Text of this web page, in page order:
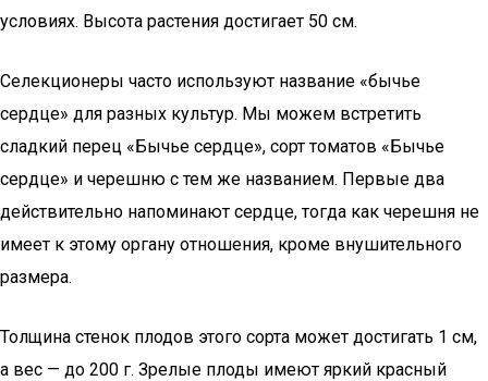
условиях. Высота растения достигает 50 см.
Селекционеры часто используют название «бычье
сердце» для разных культур. Мы можем встретить
сладкий перец «Бычье сердце», сорт томатов «Бычье
сердце» и черешню с тем же названием. Первые два
действительно напоминают сердце, тогда как черешня не
имеет к этому органу отношения, кроме внушительного
размера.
Толщина стенок плодов этого сорта может достигать 1 см,
а вес — до 200 г. Зрелые плоды имеют яркий красный